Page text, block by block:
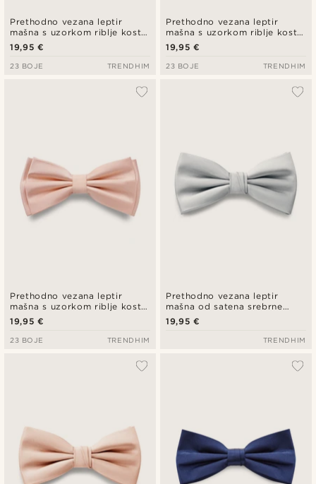
Prethodno vezana leptir
mašna s uzorkom riblje kosti
u svijetloljubičastoj boji
19,95 €
23 BOJE TRENDHIM
Prethodno vezana leptir
mašna s uzorkom riblje kosti
u hrđavo smeđoj boji
19,95 €
23 BOJE TRENDHIM
Prethodno vezana leptir
mašna s uzorkom riblje kosti
u ružičastoj boji
19,95 €
23 BOJE TRENDHIM
Prethodno vezana leptir
mašna od satena srebrne
nijanse
19,95 €
TRENDHIM